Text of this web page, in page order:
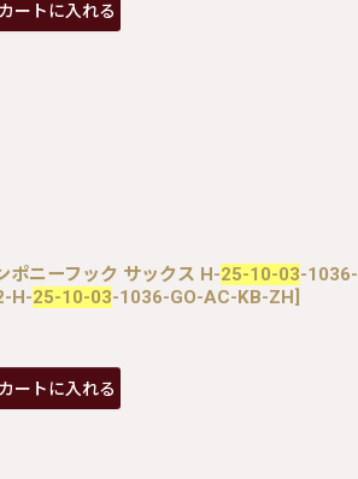
カートに入れる
ニーフック サックス H-25-10-03-1036-
H-25-10-03-1036-GO-AC-KB-ZH]
カートに入れる